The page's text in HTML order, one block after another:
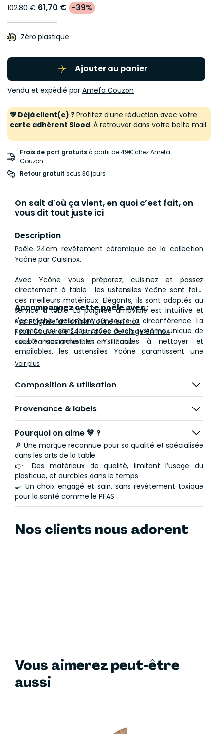
102,80 € 61,70 € -39%
Zéro plastique
Ajouter au panier
Vendu et expédié par Amefa Couzon
💚 Déjà client(e) ? Profitez d'une réduction avec votre
carte adhérent Slood. À retrouver dans votre boîte mail.
Frais de port gratuitsà partir de 49€ chez Amefa
Couzon
Retour gratuit sous 30 jours
On sait d’où ça vient, en quoi c’est fait, on
vous dit tout juste ici
Description
Poêle 24cm revêtement céramique de la collection
Ycône par Cuisinox.
Avec Ycône vous préparez, cuisinez et passez
directement à table : les ustensiles Ycône sont faits
des meilleurs matériaux. Elégants, ils sont adaptés au
service à table. La poignée amovible est intuitive et
s'accroche facilement sur toute la circonférence. La
poignée est sans jeu, grâce à son système unique de
double accroche en Y. Faciles à nettoyer et
empilables, les ustensiles Ycône garantissent une
cuisson saine, efficace et savoureuse.
Cuisinox est une marque dédiée à l'univers culinaire,
créée par Jean Couzon en 1967. Cuisinox se distingue
équivalent. Les gammes Cuisinox sont conçues tous
feux et bénéficient de matériaux nobles, de
revêtements de qualité et de finitions soignées qui
conservent leur éclat dans le temps.
Accompagnez cette poêle avec :
•sa Poignée amovible Ycône en inox
•son Couvercle 24 cm avec cerclage en inox
•ses 2 anses amovibles en silicone
Voir plus
Composition & utilisation
Provenance & labels
Pourquoi on aime 💚 ?
🔎 Une marque reconnue pour sa qualité et spécialisée
dans les arts de la table
👉 Des matériaux de qualité, limitant l’usage du
plastique, et durables dans le temps
🍳 Un choix engagé et sain, sans revêtement toxique
pour la santé comme le PFAS
Nos clients nous adorent
Vous aimerez peut-être
aussi